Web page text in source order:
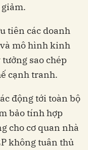
tiên các doanh
mô hình kinh
sao chép
cạnh tranh.
động tới toàn bộ
bảo tính hợp
cho cơ quan nhà
không tuân thủ